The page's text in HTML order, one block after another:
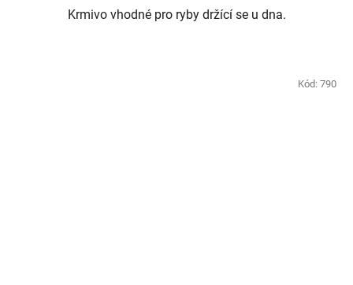
Krmivo vhodné pro ryby držící se u dna.
Kód: 790